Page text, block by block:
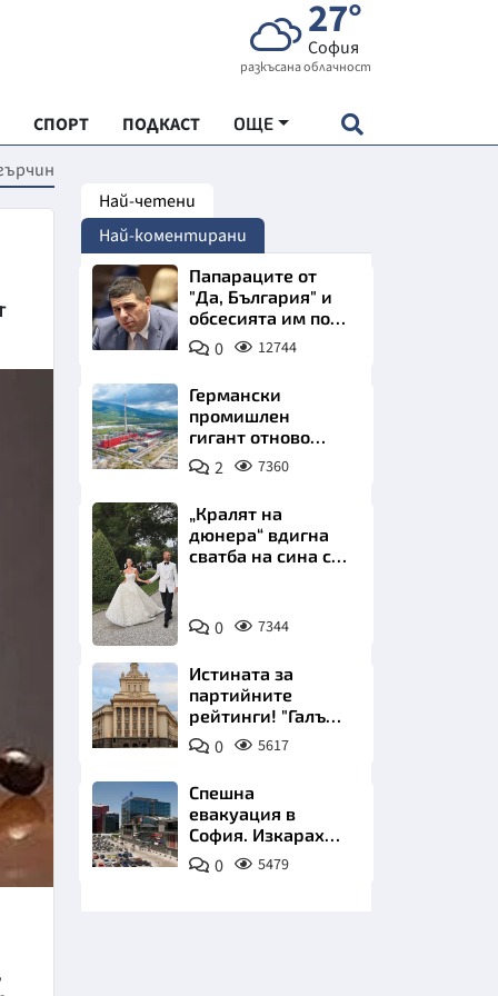
27°
София
разкъсана облачност
СПОРТ ПОДКАСТ ОЩЕ
"ЧУДЕСАТА НА БЪЛГАРИЯ"
ХРАНА
Най-четени
Най-коментирани
Папараците от
"Да, България" и
обсесията им по
Пеевски
0 12744
Германски
промишлен
гигант отново
позлатява наш
град
2 7360
Снимка:
Инстаграм
„Кралят на
дюнера“ вдигна
сватба на сина си
Комо
0 7344
Истината за
партийните
рейтинги! "Галъп"
разби митовете
0 5617
Спешна
евакуация в
София. Изкараха
хиляди на
улицата
0 5479